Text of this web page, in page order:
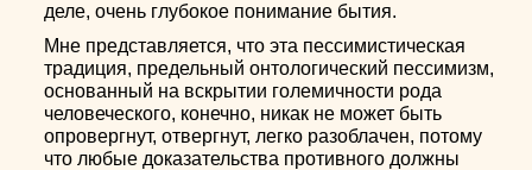
деле, очень глубокое понимание бытия.
Мне представляется, что эта пессимистическая
традиция, предельный онтологический пессимизм,
основанный на вскрытии големичности рода
человеческого, конечно, никак не может быть
опровергнут, отвергнут, легко разоблачен, потому
что любые доказательства противного должны